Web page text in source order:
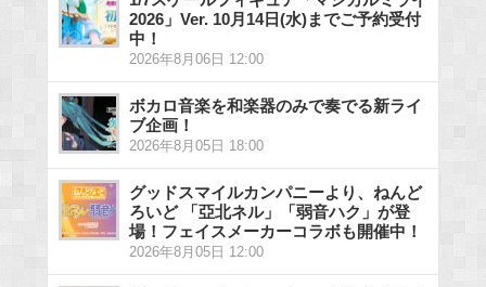
2026」Ver. 10月14日(水)までご予約受付
中！
2026年8月06日 12:00
ボカロ音楽を和楽器のみで奏でる新ライ
ブ企画！
2026年8月05日 18:00
グッドスマイルカンパニーより、ねんど
ろいど 「亞北ネル」「弱音ハク」が登
場！フェイスメーカーコラボも開催中！
2026年8月05日 12:00